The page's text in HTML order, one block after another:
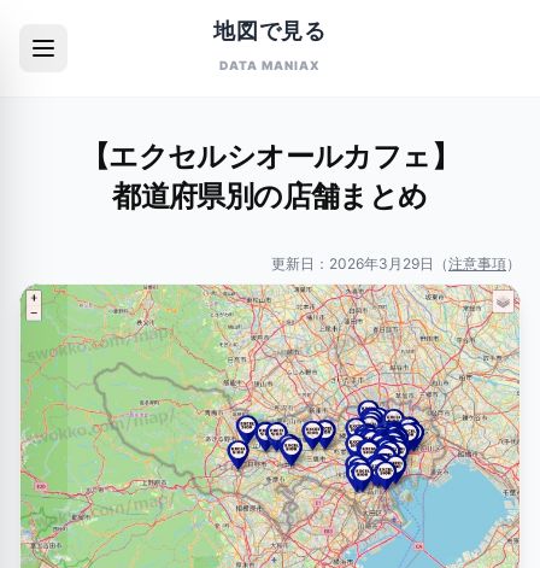
地図で見る
DATA MANIAX
【エクセルシオールカフェ】
都道府県別の店舗まとめ
更新日： 2026年3月29日 （注意事項）